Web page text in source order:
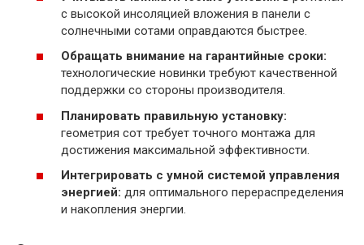
с высокой инсоляцией вложения в панели с
солнечными сотами оправдаются быстрее.
Обращать внимание на гарантийные сроки:
технологические новинки требуют качественной
поддержки со стороны производителя.
Планировать правильную установку:
геометрия сот требует точного монтажа для
достижения максимальной эффективности.
Интегрировать с умной системой управления
энергией: для оптимального перераспределения
и накопления энергии.